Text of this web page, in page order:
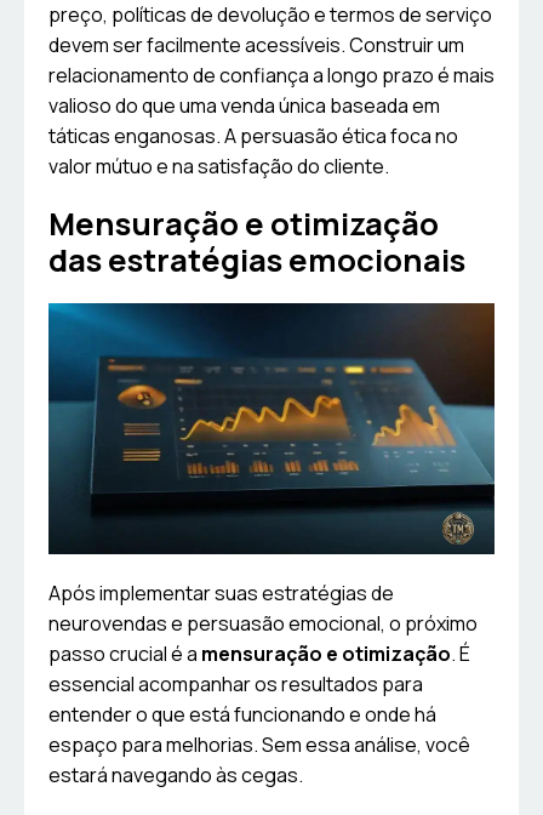
preço, políticas de devolução e termos de serviço
devem ser facilmente acessíveis. Construir um
relacionamento de confiança a longo prazo é mais
valioso do que uma venda única baseada em
táticas enganosas. A persuasão ética foca no
valor mútuo e na satisfação do cliente.
Mensuração e otimização
das estratégias emocionais
Após implementar suas estratégias de
neurovendas e persuasão emocional, o próximo
passo crucial é a mensuração e otimização. É
essencial acompanhar os resultados para
entender o que está funcionando e onde há
espaço para melhorias. Sem essa análise, você
estará navegando às cegas.